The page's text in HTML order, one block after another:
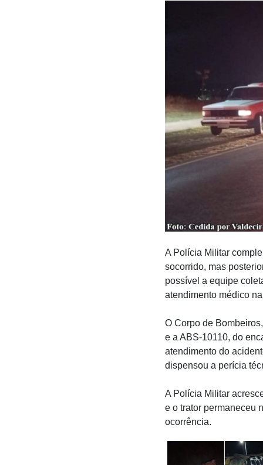
A Polícia Militar
socorrido, mas
possível a equipe
atendimento médico
O Corpo de
e a ABS-10110, do
atendimento do
dispensou a perícia
A Polícia Militar
e o trator permaneceu
ocorrência.